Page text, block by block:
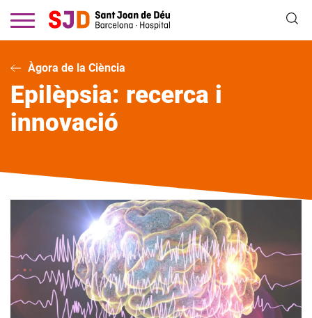
contingut
Àgora de la Ciència
Epilèpsia: recerca i
innovació